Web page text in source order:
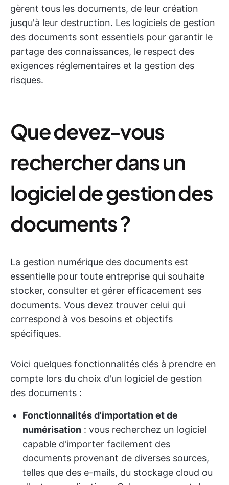
gèrent tous les documents, de leur création
jusqu'à leur destruction. Les logiciels de gestion
des documents sont essentiels pour garantir le
partage des connaissances, le respect des
exigences réglementaires et la gestion des
risques.
Que devez-vous
rechercher dans un
logiciel de gestion des
documents ?
La gestion numérique des documents est
essentielle pour toute entreprise qui souhaite
stocker, consulter et gérer efficacement ses
documents. Vous devez trouver celui qui
correspond à vos besoins et objectifs
spécifiques.
Voici quelques fonctionnalités clés à prendre en
compte lors du choix d'un logiciel de gestion
des documents :
Fonctionnalités d'importation et de
numérisation : vous recherchez un logiciel
capable d'importer facilement des
documents provenant de diverses sources,
telles que des e-mails, du stockage cloud ou